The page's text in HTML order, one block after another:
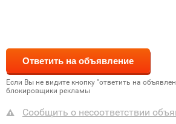
Если Вы не видите кнопку "ответить на
блокировщики рекламы
Сообщить о несоответствии